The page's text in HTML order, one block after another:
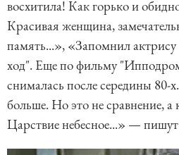
восхитила! Как горько и
Красивая женщина,
память...», «Запомнил
ход". Еще по фильму
снималась после середины 80-
больше. Но это не сравнение, а
Царствие небесное...» — пишут